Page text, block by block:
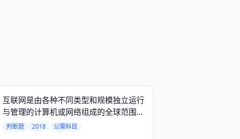
互联网是由各种不同类型和规模独立运行
与管理的计算机或网络组成的全球范围的
信息网络。
判断题 2018 公需科目